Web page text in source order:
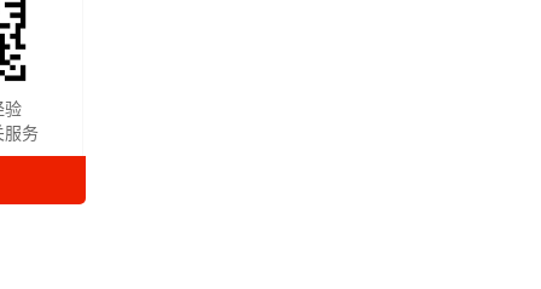
验
服务